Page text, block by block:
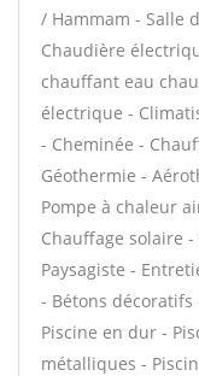
/ Hammam - Salle
Chaudière
chauffant eau
électrique -
- Cheminée -
Géothermie -
Pompe à chaleur
Chauffage solaire
Paysagiste -
- Bétons
Piscine en dur -
métalliques -